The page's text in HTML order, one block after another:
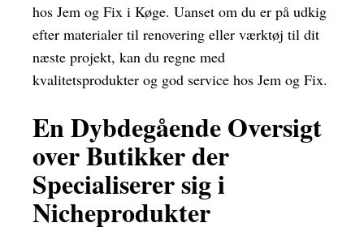
hos Jem og Fix i Køge. Uanset om du er på udkig
efter materialer til renovering eller værktøj til dit
næste projekt, kan du regne med
kvalitetsprodukter og god service hos Jem og Fix.
En Dybdegående Oversigt
over Butikker der
Specialiserer sig i
Nicheprodukter